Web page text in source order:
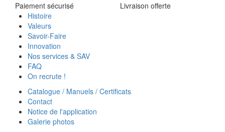
Paiement sécurisé
Livraison offerte
Histoire
Valeurs
Savoir-Faire
Innovation
Nos services & SAV
FAQ
On recrute !
Catalogue / Manuels / Certificats
Contact
Notice de l'application
Galerie photos